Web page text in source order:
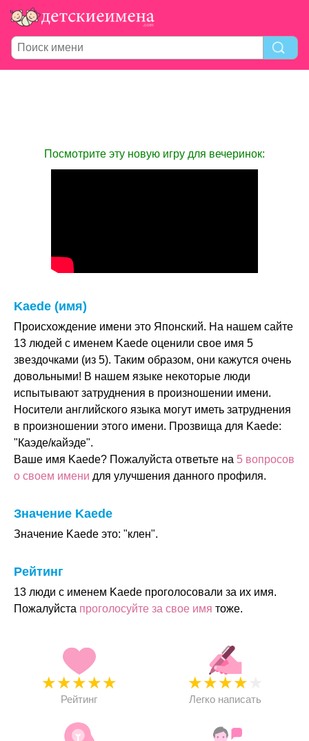
Посмотрите эту новую игру для вечеринок:
Kaede (имя)
Происхождение имени это Японский. На нашем сайте
13 людей с именем Kaede оценили свое имя 5
звездочками (из 5). Таким образом, они кажутся очень
довольными! В нашем языке некоторые люди
испытывают затруднения в произношении имени.
Носители английского языка могут иметь затруднения
в произношении этого имени. Прозвища для Kaede:
"Каэде/кайэде".
Ваше имя Kaede? Пожалуйста ответьте на 5 вопросов
о своем имени для улучшения данного профиля.
Значение Kaede
Значение Kaede это: "клен".
Рейтинг
13 люди с именем Kaede проголосовали за их имя.
Пожалуйста проголосуйте за свое имя тоже.
★★★★★
Рейтинг
★★★★
Легко написать